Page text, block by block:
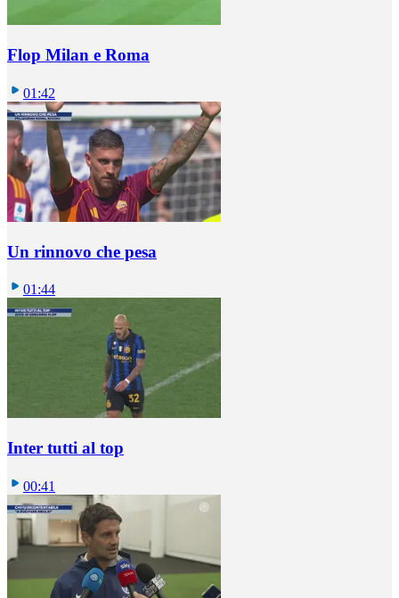
Flop Milan e Roma
01:42
Un rinnovo che pesa
01:44
Inter tutti al top
00:41